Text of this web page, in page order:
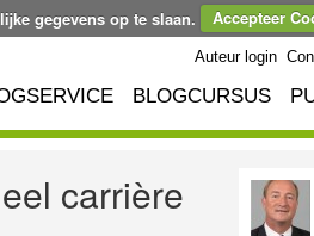
gegevens op te slaan. Accepteer
Auteur login
BLOGCURSUS
carrière